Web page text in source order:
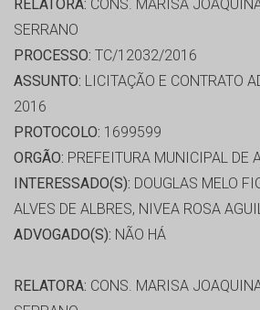
RELATORA: CONS. MARISA
SERRANO
PROCESSO: TC/12032/2016
ASSUNTO: LICITAÇÃO E CONTRATO
2016
PROTOCOLO: 1699599
ORGÃO: PREFEITURA MUNICIPAL DE
INTERESSADO(S): DOUGLAS MELO
ALVES DE ALBRES, NIVEA ROSA
ADVOGADO(S): NÃO HÁ
RELATORA: CONS. MARISA